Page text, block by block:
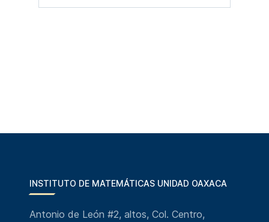
INSTITUTO DE MATEMÁTICAS UNIDAD OAXACA
Antonio de León #2, altos, Col. Centro,